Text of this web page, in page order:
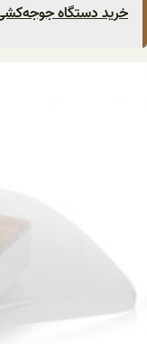
خرید دستگاه‌